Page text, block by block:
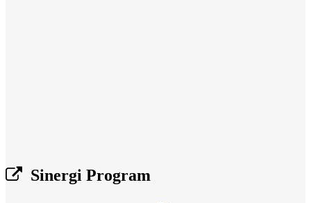
Sinergi Program